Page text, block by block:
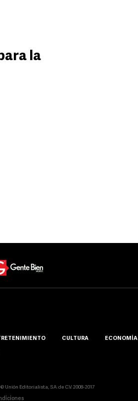
la
CULTURA ECONOMÍA
Editorialista, S.A. de C.V. 2008-2017